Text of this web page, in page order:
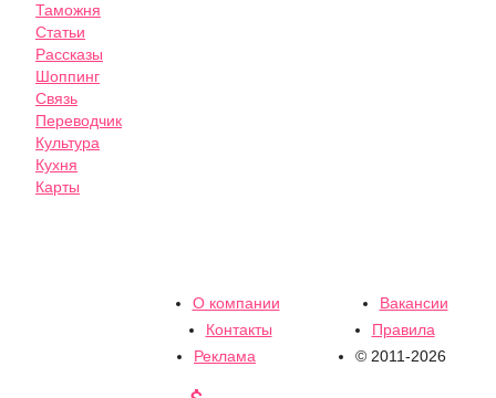
Таможня
Статьи
Рассказы
Шоппинг
Связь
Переводчик
Культура
Кухня
Карты
О компании
Вакансии
Контакты
Правила
Реклама
© 2011-2026